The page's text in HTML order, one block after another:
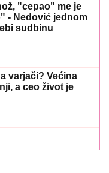
"cepao" me je
- Nedović jednom
sudbinu
varjači? Većina
a ceo život je